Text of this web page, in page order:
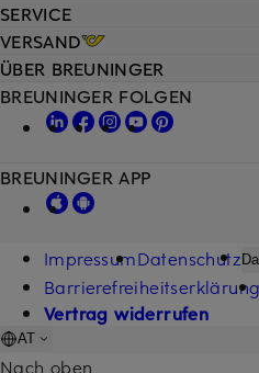
SERVICE
VERSAND
ÜBER BREUNINGER
BREUNINGER FOLGEN
BREUNINGER APP
ImpressumDatenschutz
Vertrag widerrufen
AT
Nach oben